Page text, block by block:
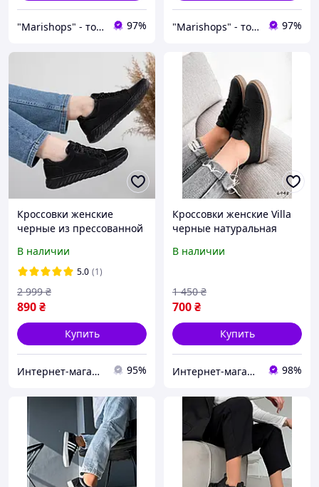
"Marishops" - товары для всей семьи. 97% "Marishops" - товары для всей семьи. 97%
Кроссовки женские
черные из прессованной
В наличии
5.0 (1)
890₴
2 999 ₴
Купить
Интернет-магазин дешевой обуви 95%
Кроссовки женские Villa
черные натуральная
В наличии
700₴
1 450 ₴
Купить
Интернет-магазин "Lite Shop" 98%